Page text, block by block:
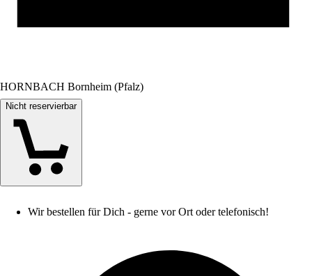
HORNBACH Bornheim (Pfalz)
Nicht reservierbar
Wir bestellen für Dich - gerne vor Ort oder telefonisch!